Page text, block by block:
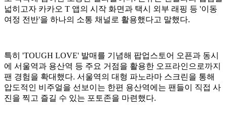
넓히고자 카카오 T 앱의 시작 화면과 택시 외부 래핑 등 '이동
여정 전반'을 하나의 소통 채널로 활용했다고 말했다.
특히 'TOUGH LOVE' 발매를 기념해 팝업스토어 오픈과 동시
에 서울역과 용산역 등 주요 거점을 활용한 오프라인으로까지
팬 경험을 확대했다. 서울역의 대형 파노라마 스크린을 통해
압도적인 비주얼을 선보이는 한편 용산역에는 팬들이 직접 사
진을 찍고 즐길 수 있는 포토존을 마련했다.